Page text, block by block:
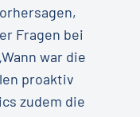
Fragen bei
war die
proaktiv
zudem die